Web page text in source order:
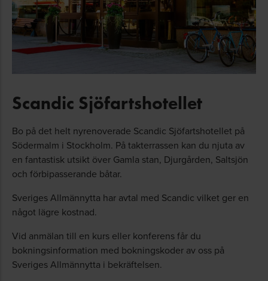
Scandic Sjöfartshotellet
Bo på det helt nyrenoverade Scandic Sjöfartshotellet på
Södermalm i Stockholm. På takterrassen kan du njuta av
en fantastisk utsikt över Gamla stan, Djurgården, Saltsjön
och förbipasserande båtar.
Sveriges Allmännytta har avtal med Scandic vilket ger en
något lägre kostnad.
Vid anmälan till en kurs eller konferens får du
bokningsinformation med bokningskoder av oss på
Sveriges Allmännytta i bekräftelsen.